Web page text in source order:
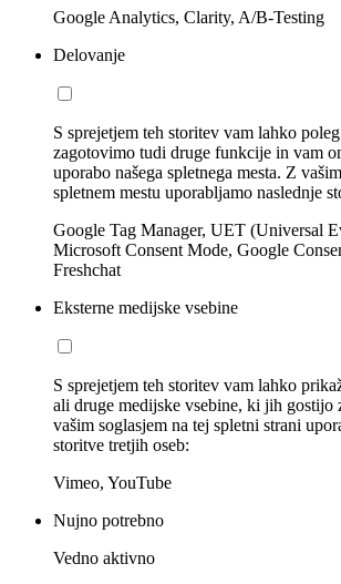
Google Analytics, Clarity, A/B-Testing
Delovanje
S sprejetjem teh storitev vam lahko
zagotovimo tudi druge funkcije in vam
uporabo našega spletnega mesta. Z
spletnem mestu uporabljamo naslednje
Google Tag Manager, UET (Universal
Microsoft Consent Mode, Google
Freshchat
Eksterne medijske vsebine
S sprejetjem teh storitev vam lahko
ali druge medijske vsebine, ki jih
vašim soglasjem na tej spletni strani
storitve tretjih oseb:
Vimeo, YouTube
Nujno potrebno
Vedno aktivno